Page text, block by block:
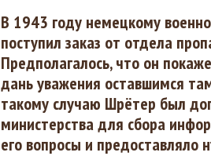
В
ы
з
д
В 1943 году немецкому
поступил заказ от отдела
Предполагалось, что он
дань уважения оставшимся
такому случаю Шрётер был
министерства для сбора
его вопросы и